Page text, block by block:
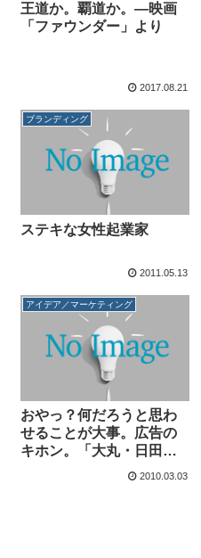
王道か。覇道か。―映画
「ファウンダー」より
2017.08.21
ブランディング
ステキな女性起業家
2011.05.13
アイデア／マーケティング
おやっ？何だろうと思わ
せることが大事。広告の
キホン。「大丸・日田
2010.03.03